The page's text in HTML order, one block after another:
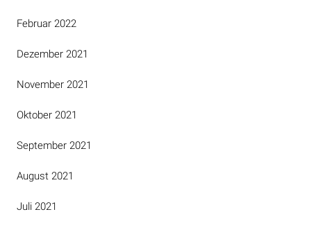
Februar 2022
Dezember 2021
November 2021
Oktober 2021
September 2021
August 2021
Juli 2021